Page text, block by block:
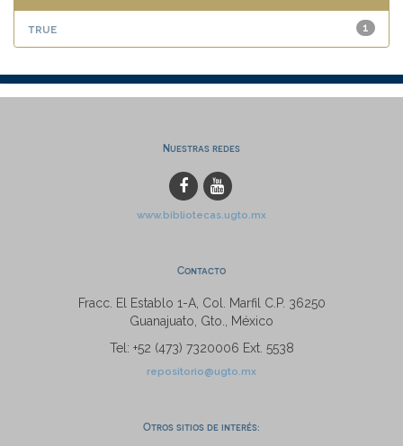
1
true
Nuestras redes
www.bibliotecas.ugto.mx
Contacto
Fracc. El Establo 1-A, Col. Marfil C.P. 36250
Guanajuato, Gto., México
Tel: +52 (473) 7320006 Ext. 5538
repositorio@ugto.mx
Otros sitios de interés: